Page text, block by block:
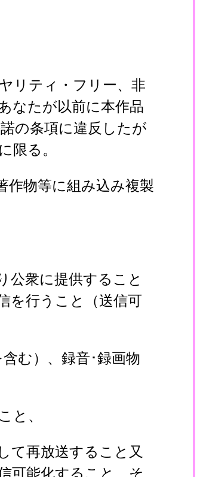
リティ・フリー、非
なたが以前に本作品
の条項に違反したが
限る。
作物等に組み込み複製
公衆に提供すること
を行うこと（送信可
む）、録音･録画物
と、
て再放送すること又
可能化すること、そ